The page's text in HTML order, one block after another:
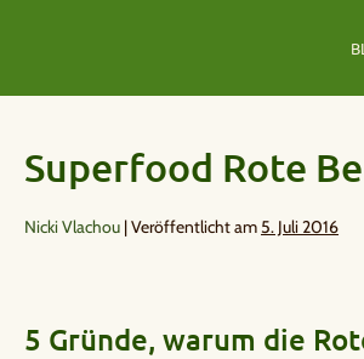
Superfood Rote
Nicki Vlachou |Veröffentlicht am5. Juli 2016
5 Gründe, warum die